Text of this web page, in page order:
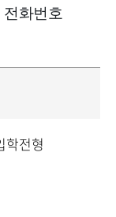
화번호
학전형